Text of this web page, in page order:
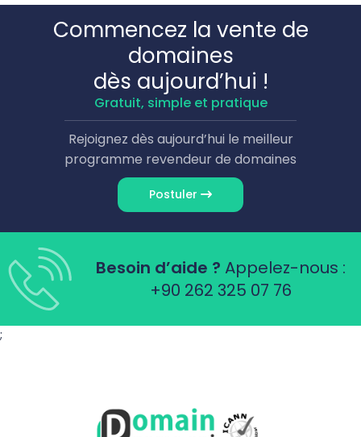
Commencez la vente de
domaines
dès aujourd’hui !
Gratuit, simple et pratique
Rejoignez dès aujourd’hui le meilleur
programme revendeur de domaines
Postuler
Besoin d’aide ? Appelez-nous :
+90 262 325 07 76
;